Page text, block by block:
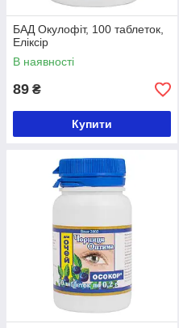
БАД Окулофіт, 100 таблеток,
Еліксір
В наявності
89 ₴
Купити